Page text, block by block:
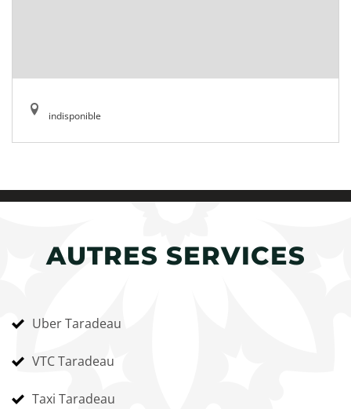
indisponible
AUTRES SERVICES
Uber Taradeau
VTC Taradeau
Taxi Taradeau